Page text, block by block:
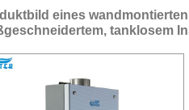
eines
tanklosem